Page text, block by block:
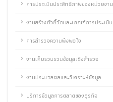
การประเมินประสิทธิภาพของหน่วยงาน
งานสร้างตัวชี้วัดและเกณฑ์การประเมิน
การสำรวจความพึงพอใจ
งานเก็บรวบรวมข้อมูลเชิงสำรวจ
งานประมวลผลและวิเคราะห์ข้อมูล
บริการข้อมูลการตลาดของธุรกิจ